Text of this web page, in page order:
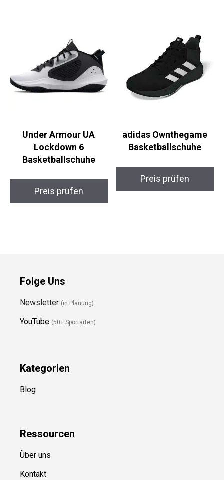
Under Armour UA
Lockdown 6
Basketballschuhe
Preis prüfen
adidas Ownthegame
Basketballschuhe
Preis prüfen
Folge Uns
Newsletter (in Planung)
YouTube (50+ Sportarten)
Kategorien
Blog
Ressourcen
Über uns
Kontakt